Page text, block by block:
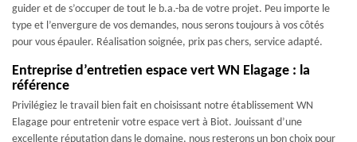
guider et de s’occuper de tout le b.a.-ba de votre projet. Peu importe le
type et l’envergure de vos demandes, nous serons toujours à vos côtés
pour vous épauler. Réalisation soignée, prix pas chers, service adapté.
Entreprise d’entretien espace vert WN Elagage : la
référence
Privilégiez le travail bien fait en choisissant notre établissement WN
Elagage pour entretenir votre espace vert à Biot. Jouissant d’une
excellente réputation dans le domaine, nous resterons un bon choix pour